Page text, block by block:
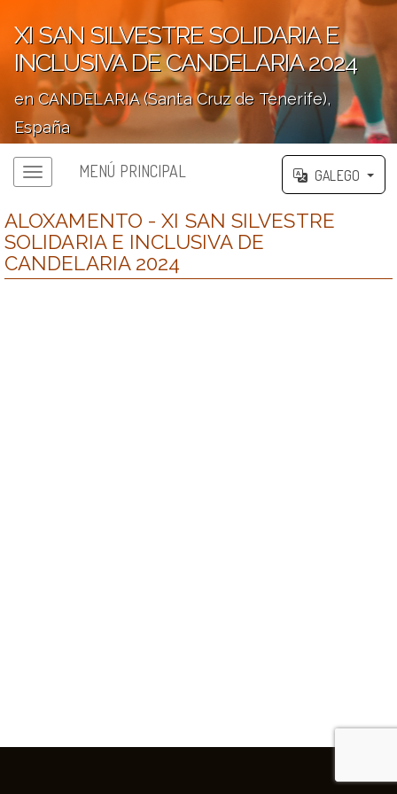
XI SAN SILVESTRE SOLIDARIA E
INCLUSIVA DE CANDELARIA 2024
en CANDELARIA (Santa Cruz de Tenerife),
España
MENÚ PRINCIPAL GALEGO
ALOXAMENTO - XI SAN SILVESTRE
SOLIDARIA E INCLUSIVA DE
CANDELARIA 2024